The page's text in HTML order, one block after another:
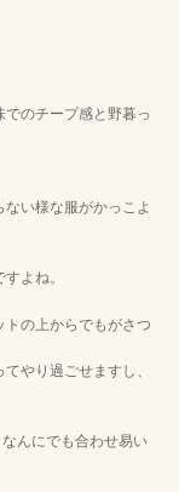
のチープ感と野暮っ
い様な服がかっこよ
よね。
の上からでもがさつ
やり過ごせますし、
んにでも合わせ易い